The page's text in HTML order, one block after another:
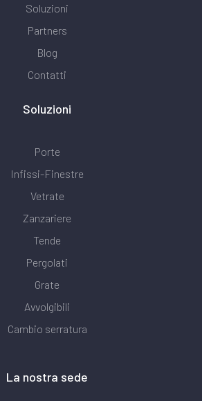
Soluzioni
Partners
Blog
Contatti
Soluzioni
Porte
Infissi-Finestre
Vetrate
Zanzariere
Tende
Pergolati
Grate
Avvolgibili
Cambio serratura
La nostra sede